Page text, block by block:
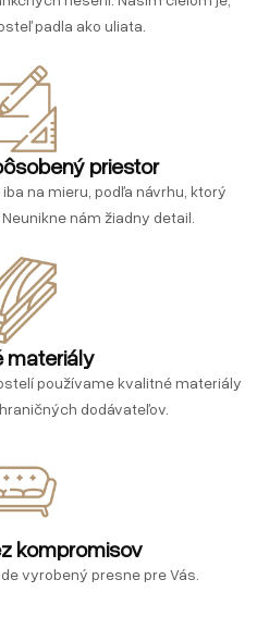
padla ako uliata.
priestor
na mieru, podľa návrhu, ktorý
nám žiadny detail.
materiály
používame kvalitné materiály
dodávateľov.
kompromisov
vyrobený presne pre Vás.